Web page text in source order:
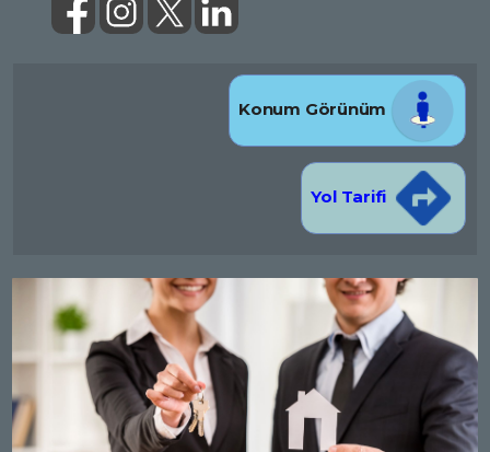
Konum Görünüm
Yol Tarifi